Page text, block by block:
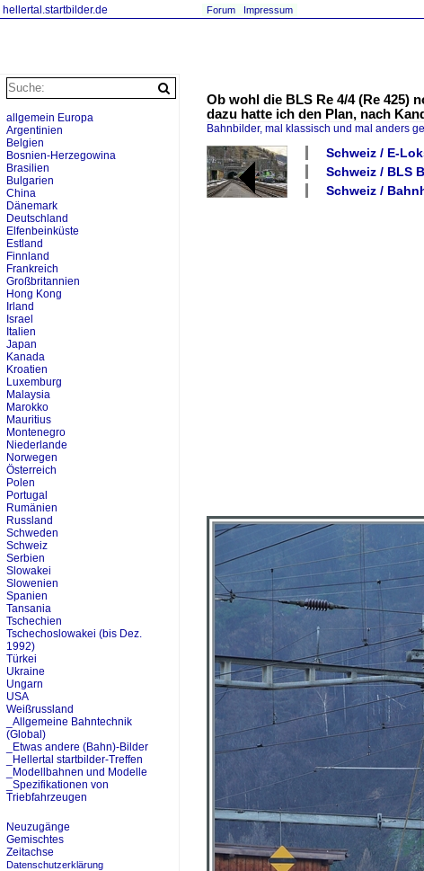
hellertal.startbilder.de Forum Impressum
Ob wohl die BLS Re 4/4 (Re 425)
dazu hatte ich den Plan, nach
Bahnbilder, mal klassisch und mal anders
Schweiz / E-
Schweiz / BLS
Schweiz /
allgemein Europa
Argentinien
Belgien
Bosnien-Herzegowina
Brasilien
Bulgarien
China
Dänemark
Deutschland
Elfenbeinküste
Estland
Finnland
Frankreich
Großbritannien
Hong Kong
Irland
Israel
Italien
Japan
Kanada
Kroatien
Luxemburg
Malaysia
Marokko
Mauritius
Montenegro
Niederlande
Norwegen
Österreich
Polen
Portugal
Rumänien
Russland
Schweden
Schweiz
Serbien
Slowakei
Slowenien
Spanien
Tansania
Tschechien
Tschechoslowakei (bis Dez.
1992)
Türkei
Ukraine
Ungarn
USA
Weißrussland
_Allgemeine Bahntechnik
(Global)
_Etwas andere (Bahn)-Bilder
_Hellertal startbilder-Treffen
_Modellbahnen und Modelle
_Spezifikationen von
Triebfahrzeugen
Neuzugänge
Gemischtes
Zeitachse
Datenschutzerklärung